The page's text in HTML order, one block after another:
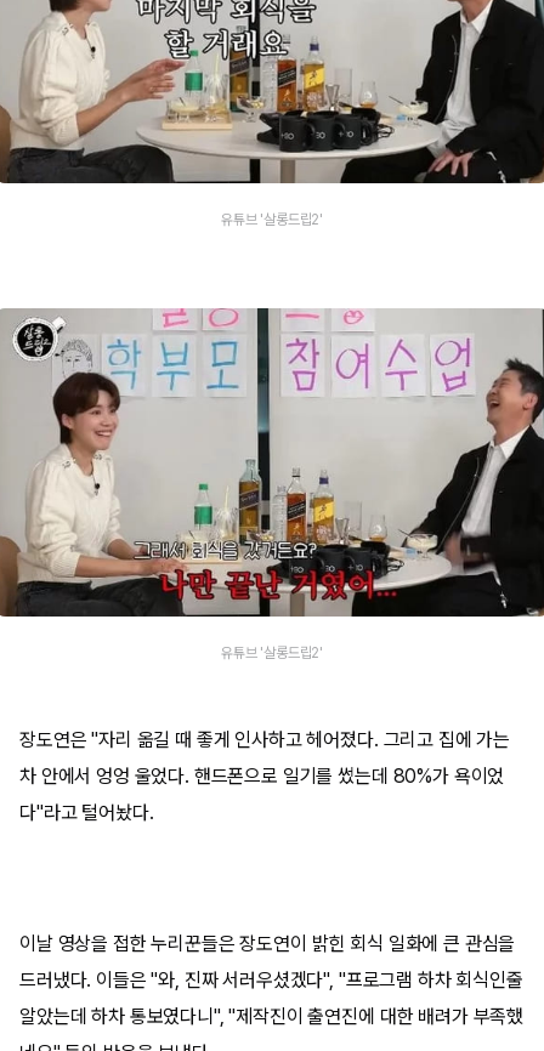
유튜브 '살롱드립2'
유튜브 '살롱드립2'
장도연은 "자리 옮길 때 좋게 인사하고 헤어졌다. 그리고 집에 가는
차 안에서 엉엉 울었다. 핸드폰으로 일기를 썼는데 80%가 욕이었
다"라고 털어놨다.
이날 영상을 접한 누리꾼들은 장도연이 밝힌 회식 일화에 큰 관심을
드러냈다. 이들은 "와, 진짜 서러우셨겠다", "프로그램 하차 회식인줄
알았는데 하차 통보였다니", "제작진이 출연진에 대한 배려가 부족했